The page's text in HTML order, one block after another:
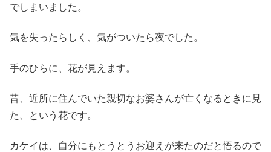
でしまいました。
気を失ったらしく、気がついたら夜でした。
手のひらに、花が見えます。
昔、近所に住んでいた親切なお婆さんが亡くなるときに見
た、という花です。
カケイは、自分にもとうとうお迎えが来たのだと悟るので